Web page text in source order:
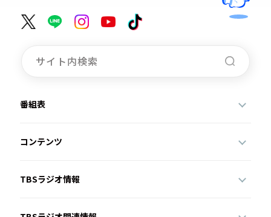
番組表
コンテンツ
TBSラジオ情報